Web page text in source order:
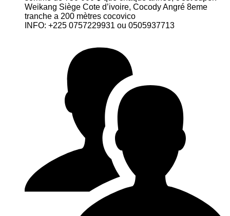
Weikang Siège Cote d’ivoire, Cocody Angré 8eme
tranche a 200 mètres cocovico
INFO: +225 0757229931 ou 0505937713